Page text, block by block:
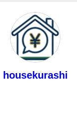
housekurashi